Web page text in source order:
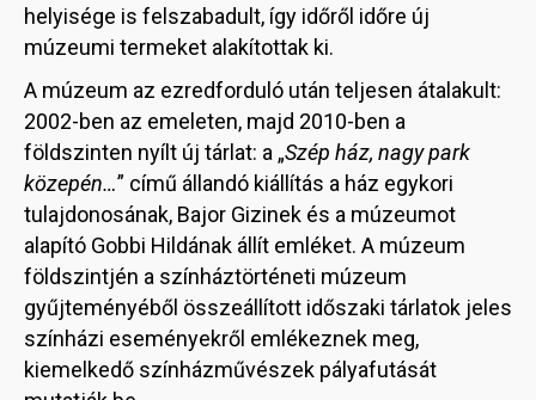
helyisége is felszabadult, így időről időre új
múzeumi termeket alakítottak ki.
A múzeum az ezredforduló után teljesen átalakult:
2002-ben az emeleten, majd 2010-ben a
földszinten nyílt új tárlat: a „Szép ház, nagy park
közepén…” című állandó kiállítás a ház egykori
tulajdonosának, Bajor Gizinek és a múzeumot
alapító Gobbi Hildának állít emléket. A múzeum
földszintjén a színháztörténeti múzeum
gyűjteményéből összeállított időszaki tárlatok jeles
színházi eseményekről emlékeznek meg,
kiemelkedő színházművészek pályafutását